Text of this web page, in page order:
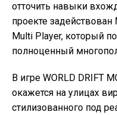
отточить навыки
проекте задействован
Multi Player, который
полноценный
В игре WORLD DRIFT
окажется на улицах
стилизованного под